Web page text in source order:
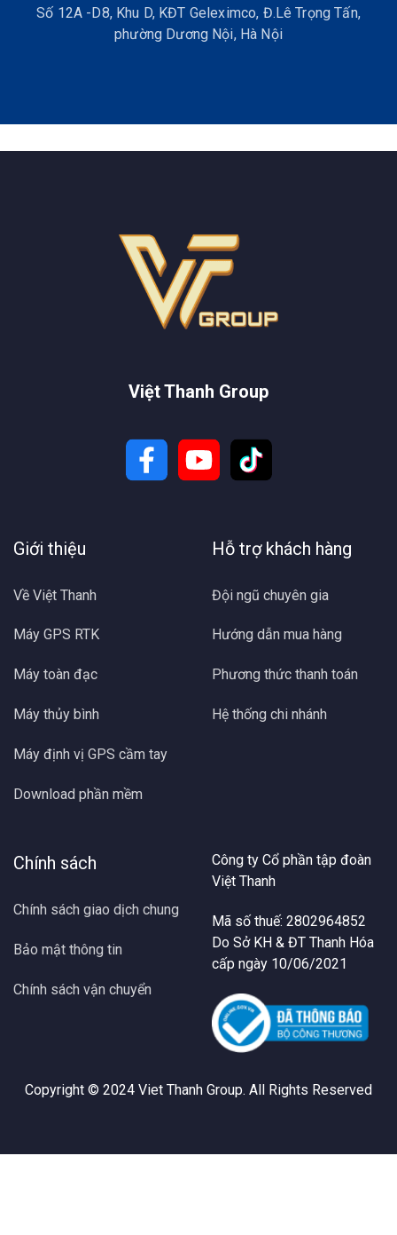
Số 12A -D8, Khu D, KĐT Geleximco, Đ.Lê Trọng Tấn,
phường Dương Nội, Hà Nội
Việt Thanh Group
Giới thiệu
Về Việt Thanh
Máy GPS RTK
Máy toàn đạc
Máy thủy bình
Máy định vị GPS cầm tay
Download phần mềm
Hỗ trợ khách hàng
Đội ngũ chuyên gia
Hướng dẫn mua hàng
Phương thức thanh toán
Hệ thống chi nhánh
Chính sách
Chính sách giao dịch chung
Bảo mật thông tin
Chính sách vận chuyển
Công ty Cổ phần tập đoàn
Việt Thanh
Mã số thuế: 2802964852
Do Sở KH & ĐT Thanh Hóa
cấp ngày 10/06/2021
Copyright © 2024 Viet Thanh Group. All Rights Reserved